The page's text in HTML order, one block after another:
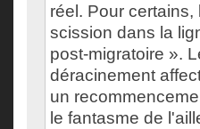
réel. Pour
scission dans la
post-migratoire ».
déracinement
un
le fantasme de